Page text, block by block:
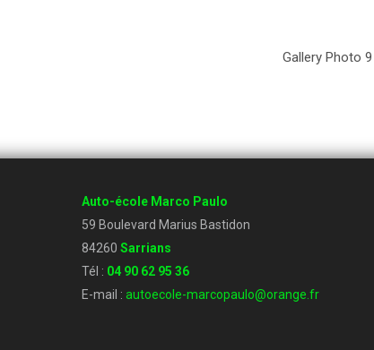
Gallery Photo 9
Auto-école Marco Paulo
59 Boulevard Marius Bastidon
84260 Sarrians
Tél : 04 90 62 95 36
E-mail : autoecole-marcopaulo@orange.fr